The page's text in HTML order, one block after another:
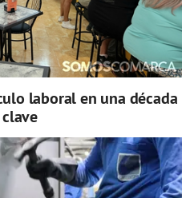
laboral en una década